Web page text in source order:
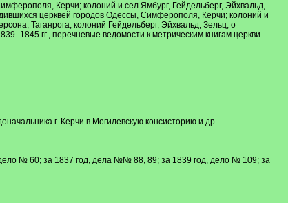
Керчи; колоний и сел Ямбург, Гейдельберг, Эйхвальд,
церквей городов Одессы, Симферополя, Керчи; колоний и
Таганрога, колоний Гейдельберг, Эйхвальд, Зельц; о
гг., перечневые ведомости к метрическим книгам церкви
г. Керчи в Могилевскую консисторию и др.
№ 60; за 1837 год, дела №№ 88, 89; за 1839 год, дело № 109; за